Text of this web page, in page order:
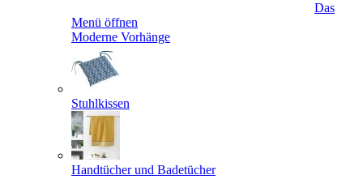
Das
Menü öffnen
Moderne Vorhänge
Stuhlkissen
Handtücher und Badetücher